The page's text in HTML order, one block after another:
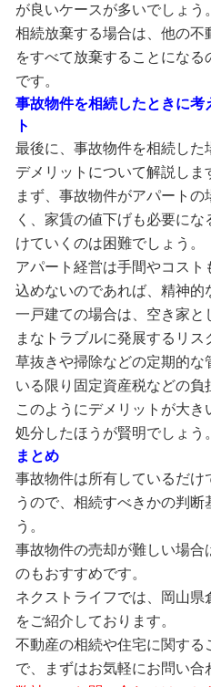
が良いケースが多いでしょう。
相続放棄する場合は、他の
をすべて放棄することにな
です。
事故物件を相続したときに
ト
最後に、事故物件を相続し
デメリットについて解説しま
まず、事故物件がアパート
く、家賃の値下げも必要に
けていくのは困難でしょう。
アパート経営は手間やコス
込めないのであれば、精神的
一戸建ての場合は、空き家
まなトラブルに発展するリス
草抜きや掃除などの定期的
いる限り固定資産税などの負
このようにデメリットが大
処分したほうが賢明でしょう。
まとめ
事故物件は所有しているだけ
うので、相続すべきかの判断
う。
事故物件の売却が難しい場
のもおすすめです。
ネクストライフでは、岡山
をご紹介しております。
不動産の相続や住宅に関す
で、まずはお気軽にお問い合